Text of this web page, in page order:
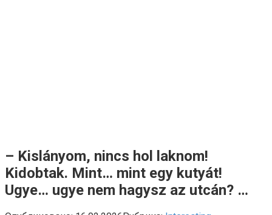
– Kislányom, nincs hol laknom!
Kidobtak. Mint… mint egy kutyát!
Ugye… ugye nem hagysz az utcán? …